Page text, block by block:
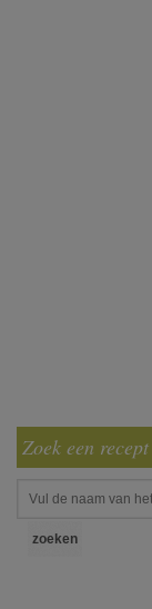
Zoek een recept